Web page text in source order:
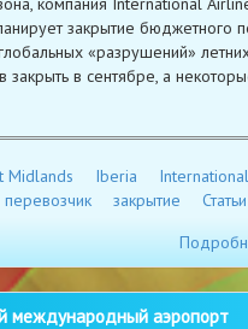
закрытие бюджетного
«разрушений»
в сентябре, а
Midlands Iberia
закрытие
Статьи
международный аэропорт